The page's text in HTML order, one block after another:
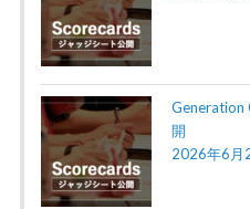
Generation
開
2026年6月